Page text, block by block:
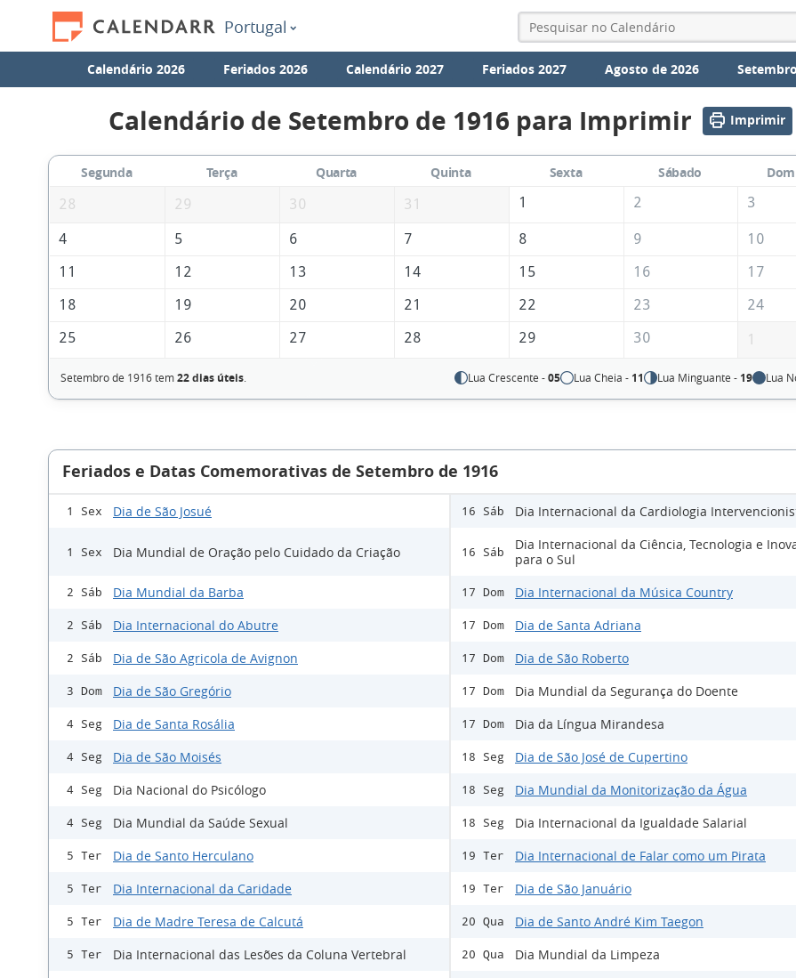
Portugal
Calendário 2026 Feriados 2026 Calendário 2027 Feriados 2027 Agosto de 2026
Calendário de Setembro de 1916 para Imprimir Imprimir
Segunda Terça Quarta Quinta Sexta Sábado
28
29 30 31 1 2 3
4 5 6 7 8 9
10
11
12 13 14 15 16
17
18
19 20 21 22 23
24
25
26 27 28 29 30 1
Setembro de 1916 tem22 dias úteis. Lua Crescente -05 Lua Cheia - 11 Lua Minguante - 19 Lua
Feriados e Datas Comemorativas de Setembro de 1916
1 Sex Dia de São Josué
1 Sex Dia Mundial de Oração pelo Cuidado da Criação
2 Sáb Dia Mundial da Barba
2 Sáb Dia Internacional do Abutre
2 Sáb Dia de São Agricola de Avignon
3 Dom Dia de São Gregório
4 Seg Dia de Santa Rosália
4 Seg Dia de São Moisés
4 Seg Dia Nacional do Psicólogo
4 Seg Dia Mundial da Saúde Sexual
5 Ter Dia de Santo Herculano
5 Ter Dia Internacional da Caridade
5 Ter Dia de Madre Teresa de Calcutá
5 Ter Dia Internacional das Lesões da Coluna Vertebral
16 Sáb Dia Internacional da Cardiologia
16 Sáb
Dia Internacional da Ciência, Tecnologia e
para o Sul
17 Dom Dia Internacional da Música Country
17 Dom Dia de Santa Adriana
17 Dom Dia de São Roberto
17 Dom Dia Mundial da Segurança do Doente
17 Dom Dia da Língua Mirandesa
18 Seg Dia de São José de Cupertino
18 Seg Dia Mundial da Monitorização da Água
18 Seg Dia Internacional da Igualdade Salarial
19 Ter Dia Internacional de Falar como um Pirata
19 Ter Dia de São Januário
20 Qua Dia de Santo André Kim Taegon
20 Qua Dia Mundial da Limpeza